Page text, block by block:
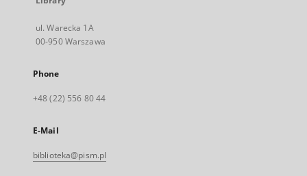
ul. Warecka 1A
00-950 Warszawa
Phone
+48 (22) 556 80 44
E-Mail
biblioteka@pism.pl